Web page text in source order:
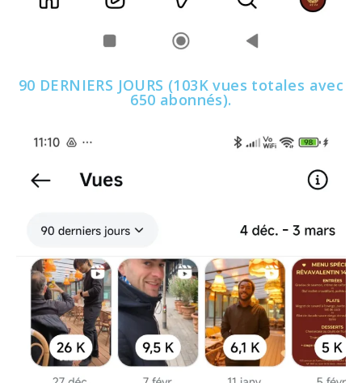
90 DERNIERS JOURS (103K vues totales avec
650 abonnés).